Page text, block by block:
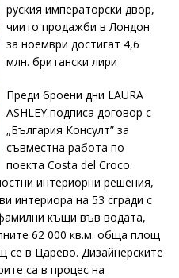
руския императорски двор,
чиито продажби в Лондон
за ноември достигат 4,6
млн. британски лири
Преди броени дни LAURA
ASHLEY подписа договор с
„България Консулт” за
съвместна работа по
поекта Costa del Croco.
интериорни решения,
интериора на 53 сгради с
къщи във водата,
62 000 кв.м. обща площ
в Царево. Дизайнерските
са в процес на